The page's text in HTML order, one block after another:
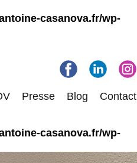
casanova.fr/wp-
Presse Blog Contact
casanova.fr/wp-